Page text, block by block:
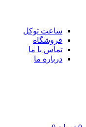
ساعت توکل
فروشگاه
تماس با ما
درباره ما